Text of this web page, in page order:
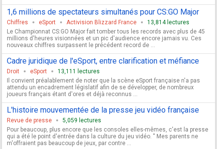
1,6 millions de spectateurs simultanés pour CS:GO Major
Chiffres eSport Activision Blizzard France
13,814 lectures
Le Championnat CS:GO Major fait tomber tous les records avec plus de 45
millions d'heures visionnées et un pic d'audience encore jamais vu. Ces
nouveaux chiffres surpassent le précédent record de ...
Cadre juridique de l'eSport, entre clarification et méfiance
Droit eSport
13,111 lectures
Il convient préalablement de noter que la scène eSport française n'a pas
attendu un encadrement législatif afin de se développer, de nombreux
joueurs français étant d'ores et déjà reconnus ...
L'histoire mouvementée de la presse jeu vidéo française
Revue de presse
5,059 lectures
Pour beaucoup, plus encore que les consoles elles-mêmes, c'est la presse
qui a été le point d'entrée dans la culture du jeu vidéo. " Mes parents ne
m'offraient pas beaucoup de jeux, par contre ...